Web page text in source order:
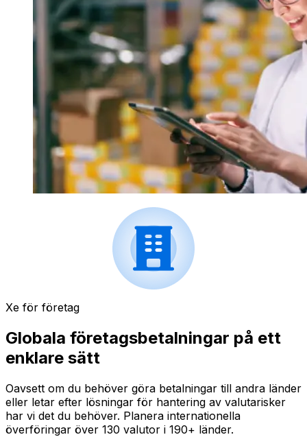
Xe för företag
Globala företagsbetalningar på ett
enklare sätt
Oavsett om du behöver göra betalningar till andra länder
eller letar efter lösningar för hantering av valutarisker
har vi det du behöver. Planera internationella
överföringar över 130 valutor i 190+ länder.